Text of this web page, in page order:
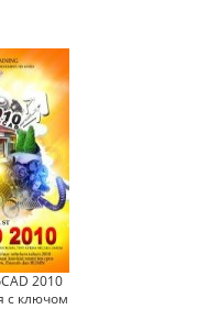
2010
с ключом